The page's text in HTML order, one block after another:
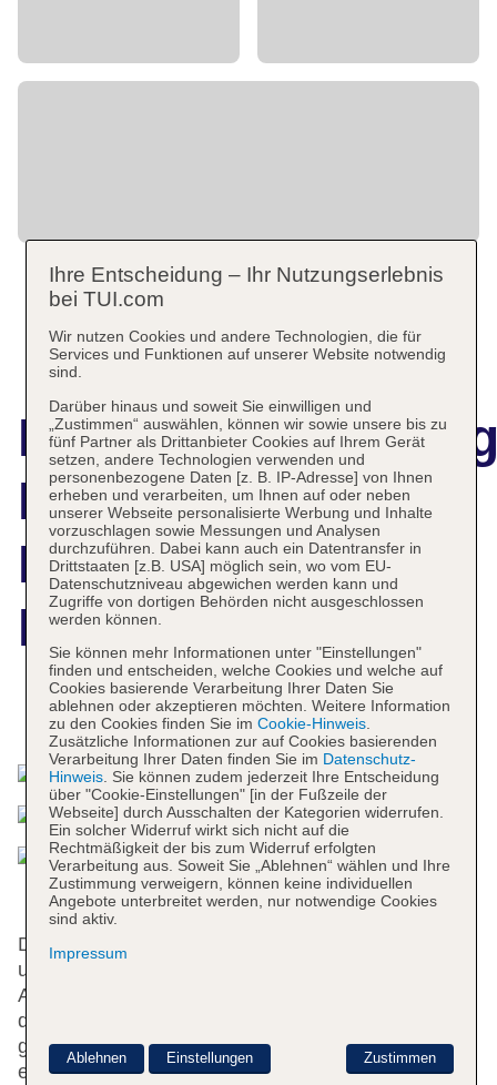
Hotel de la Ville
Rome, a Rocco
Forte Hotel
Das bietet Ihre Unterkunft
Das Hotel bietet 190 Zimmer, 23 Suiten, 21 Einzel-
und 99 Doppelzimmer auf 8 Etagen, die mit einem
Aufzug erreichbar sind. Die Rezeption ist rund um
die Uhr besetzt. Zu den Einrichtungen des Hauses
gehören eine Gepäckaufbewahrung, ein Safe und
eine Wechselstube. WLAN ist in den öffentlichen
Ihre Entscheidung – Ihr Nutzungserlebnis
bei TUI.com
Wir nutzen Cookies und andere Technologien, die für
Services und Funktionen auf unserer Website notwendig
sind.
Darüber hinaus und soweit Sie einwilligen und
„Zustimmen“ auswählen, können wir sowie unsere bis zu
fünf Partner als Drittanbieter Cookies auf Ihrem Gerät
setzen, andere Technologien verwenden und
personenbezogene Daten [z. B. IP-Adresse] von Ihnen
erheben und verarbeiten, um Ihnen auf oder neben
unserer Webseite personalisierte Werbung und Inhalte
vorzuschlagen sowie Messungen und Analysen
durchzuführen. Dabei kann auch ein Datentransfer in
Drittstaaten [z.B. USA] möglich sein, wo vom EU-
Datenschutzniveau abgewichen werden kann und
Zugriffe von dortigen Behörden nicht ausgeschlossen
werden können.
Sie können mehr Informationen unter "Einstellungen"
finden und entscheiden, welche Cookies und welche auf
Cookies basierende Verarbeitung Ihrer Daten Sie
ablehnen oder akzeptieren möchten. Weitere Information
zu den Cookies finden Sie im Cookie-Hinweis.
Zusätzliche Informationen zur auf Cookies basierenden
Verarbeitung Ihrer Daten finden Sie im Datenschutz-
Hinweis. Sie können zudem jederzeit Ihre Entscheidung
über "Cookie-Einstellungen" [in der Fußzeile der
Webseite] durch Ausschalten der Kategorien widerrufen.
Ein solcher Widerruf wirkt sich nicht auf die
Rechtmäßigkeit der bis zum Widerruf erfolgten
Verarbeitung aus. Soweit Sie „Ablehnen“ wählen und Ihre
Zustimmung verweigern, können keine individuellen
Angebote unterbreitet werden, nur notwendige Cookies
sind aktiv.
Impressum
Zustimmen
Ablehnen Einstellungen